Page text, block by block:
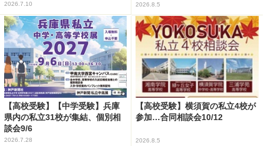
2026.7.10 2026.8.5
【高校受験】【中学受験】兵庫
県内の私立31校が集結、個別相
談会9/6
2026.7.28
【高校受験】横須賀の私立4校が
参加…合同相談会10/12
2026.8.5